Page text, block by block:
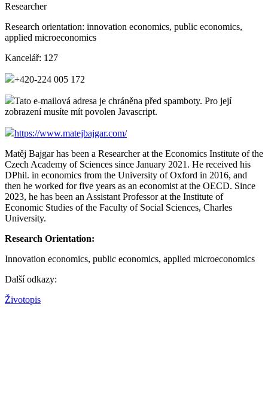
Researcher
Research orientation: innovation economics, public economics,
applied microeconomics
Kancelář: 127
+420-224 005 172
Tato e-mailová adresa je chráněna před spamboty. Pro její
zobrazení musíte mít povolen Javascript.
https://www.matejbajgar.com/
Matěj Bajgar has been a Researcher at the Economics Institute of the
Czech Academy of Sciences since January 2021. He received his
DPhil. in economics from the University of Oxford in 2016, and
then he worked for five years as an economist at the OECD. Since
2023, he has been an Assistant Professor at the Institute of
Economic Studies of the Faculty of Social Sciences, Charles
University.
Research Orientation:
Innovation economics, public economics, applied microeconomics
Další odkazy:
Životopis